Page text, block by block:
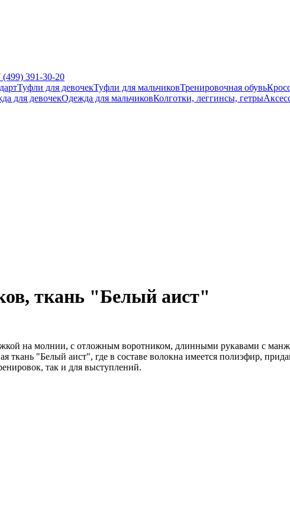
(499) 391-30-20
Туфли для девочекТуфли для мальчиковТренировочная обувь
для девочекОдежда для мальчиковКолготки, леггинсы, гетры
ткань "Белый аист"
на молнии, с отложным воротником, длинными рукавами с
ткань "Белый аист", где в составе волокна имеется полиэфир,
так и для выступлений.